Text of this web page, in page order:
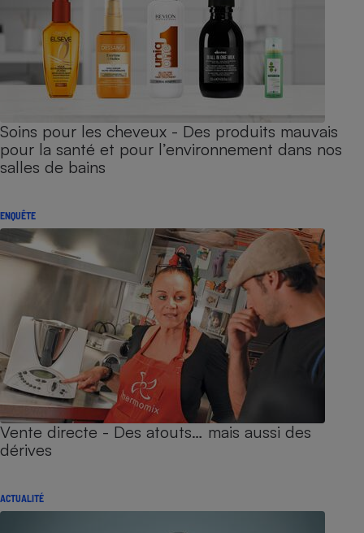
Soins pour les cheveux - Des produits mauvais
pour la santé et pour l’environnement dans nos
salles de bains
ENQUÊTE
Vente directe - Des atouts… mais aussi des
dérives
ACTUALITÉ